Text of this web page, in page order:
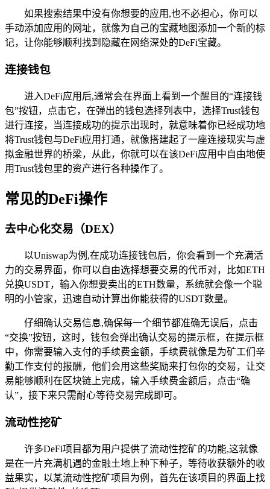
如果搜索结果中没有你想要的应用,也不必担心，你可以
手动添加应用的网址，就像为自己的宝藏地图添加一个新的标
记，让你能够顺利找到隐藏在网络深处的DeFi宝藏。
连接钱包
进入DeFi应用后,通常会在界面上看到一个醒目的“连接钱
包”按钮，点击它，在弹出的钱包选择列表中，选择Trust钱包
进行连接，当连接成功的提示出现时，就意味着你已经成功地
将Trust钱包与DeFi应用打通，就像搭建起了一座连接现实与虚
拟金融世界的桥梁，从此，你就可以在该DeFi应用中自由地使
用Trust钱包里的资产进行各种操作了。
常见的DeFi操作
去中心化交易（DEX）
以Uniswap为例,在成功连接钱包后，你会看到一个充满活
力的交易界面，你可以自由选择想要交易的代币对，比如ETH
兑换USDT，输入你想要卖出的ETH数量，系统就会像一个聪
明的小管家，迅速自动计算出你能获得的USDT数量。
仔细确认交易信息,确保每一个细节都准确无误后，点击
“交换”按钮，这时，钱包会弹出确认交易的提示框，在提示框
中，你需要输入支付的手续费金额，手续费就像是为矿工们辛
勤工作支付的报酬，他们会用这些奖励来打包你的交易，让交
易能够顺利在区块链上完成，输入手续费金额后，点击“确
认”，接下来只需耐心等待交易完成即可。
流动性挖矿
许多DeFi项目都为用户提供了流动性挖矿的功能,这就像
是在一片充满机遇的金融土地上种下种子，等待收获额外的收
益果实，以某流动性挖矿项目为例，首先在该项目的界面上找